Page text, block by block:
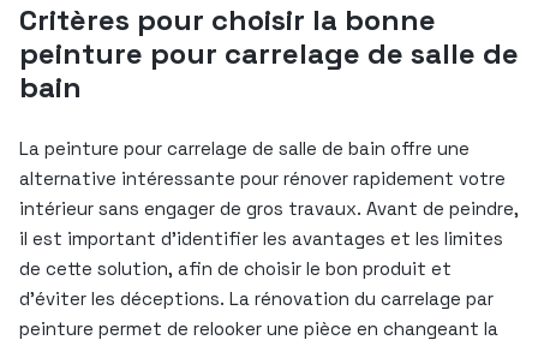
Critères pour choisir la bonne
peinture pour carrelage de salle de
bain
La peinture pour carrelage de salle de bain offre une
alternative intéressante pour rénover rapidement votre
intérieur sans engager de gros travaux. Avant de peindre,
il est important d’identifier les avantages et les limites
de cette solution, afin de choisir le bon produit et
d’éviter les déceptions. La rénovation du carrelage par
peinture permet de relooker une pièce en changeant la